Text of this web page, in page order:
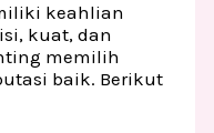
keahlian
kuat, dan
memilih
baik. Berikut